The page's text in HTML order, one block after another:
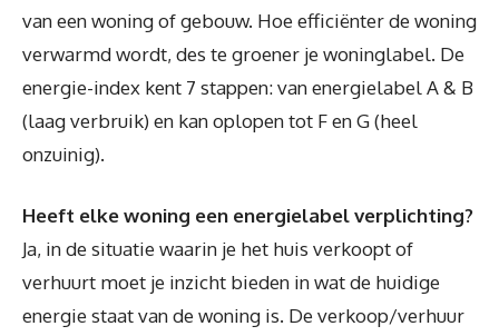
van een woning of gebouw. Hoe efficiënter de woning
verwarmd wordt, des te groener je woninglabel. De
energie-index kent 7 stappen: van energielabel A & B
(laag verbruik) en kan oplopen tot F en G (heel
onzuinig).
Heeft elke woning een energielabel verplichting?
Ja, in de situatie waarin je het huis verkoopt of
verhuurt moet je inzicht bieden in wat de huidige
energie staat van de woning is. De verkoop/verhuur